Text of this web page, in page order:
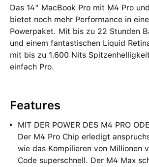
Das 14" MacBook Pro mit M4 Pro
bietet noch mehr Performance in
Powerpaket. Mit bis zu 22 Stunden
und einem fantastischen Liquid
mit bis zu 1.600 Nits
einfach Pro.
Features
MIT DER POWER DES M4 PRO
Der M4 Pro Chip erledigt
wie das Kompilieren von Millionen
Code superschnell. Der M4 Max